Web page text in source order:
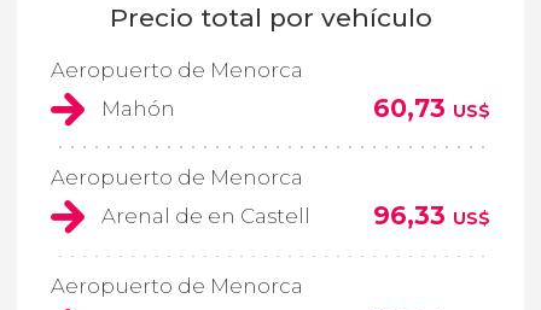
Precio total por vehículo
Aeropuerto de Menorca
Mahón
60,73 US$
Aeropuerto de Menorca
Arenal de en Castell
96,33 US$
Aeropuerto de Menorca